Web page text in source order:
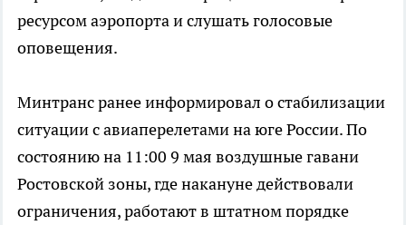
ресурсом аэропорта и слушать голосовые
оповещения.
Минтранс ранее информировал о стабилизации
ситуации с авиаперелетами на юге России. По
состоянию на 11:00 9 мая воздушные гавани
Ростовской зоны, где накануне действовали
ограничения, работают в штатном порядке